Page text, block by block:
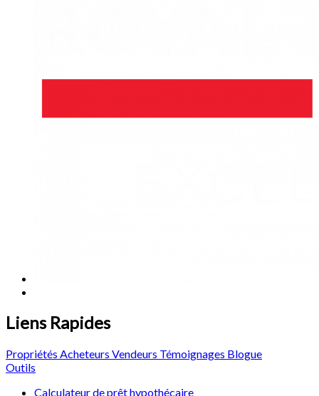
Liens Rapides
Propriétés Acheteurs Vendeurs Témoignages Blogue
Outils
Calculateur de prêt hypothécaire